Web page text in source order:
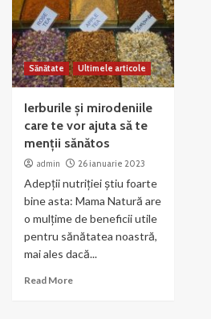
Sănătate Ultimele articole
Ierburile și mirodeniile
care te vor ajuta să te
menții sănătos
admin 26 ianuarie 2023
Adepții nutriției știu foarte
bine asta: Mama Natură are
o mulțime de beneficii utile
pentru sănătatea noastră,
mai ales dacă...
Read More